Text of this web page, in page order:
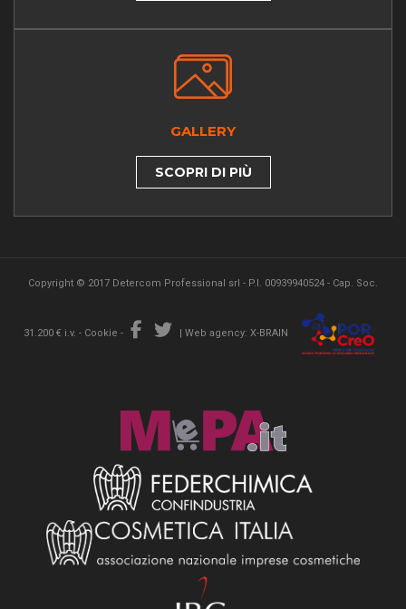
GALLERY
SCOPRI DI PIÙ
Copyright © 2017 Detercom Professional srl - P.I. 00939940524 - Cap. Soc.
31.200 € i.v. - Cookie - | Web agency: X-BRAIN